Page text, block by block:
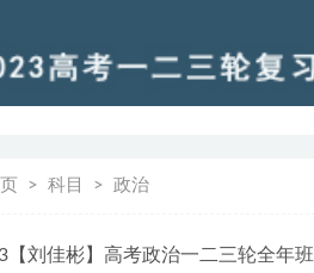
科目 政治
【刘佳彬】高考政治一二三轮全年班